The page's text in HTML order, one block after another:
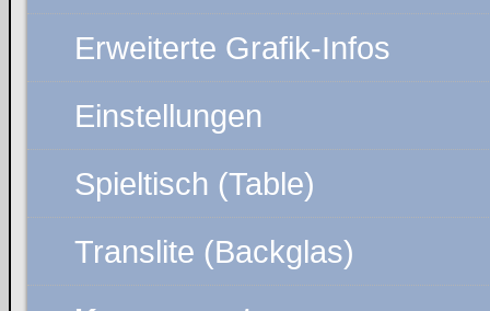
Erweiterte Grafik-Infos
Einstellungen
Spieltisch (Table)
Translite (Backglas)